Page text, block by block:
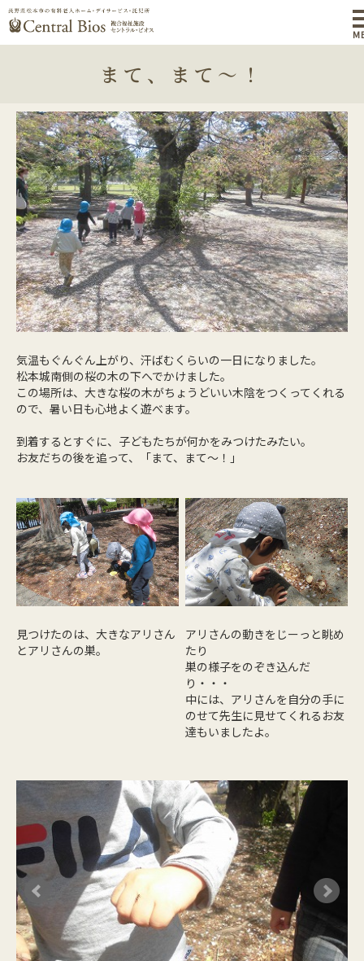
まて、まて～！
気温もぐんぐん上がり、汗ばむくらいの一日になりました。
松本城南側の桜の木の下へでかけました。
この場所は、大きな桜の木がちょうどいい木陰をつくってくれる
ので、暑い日も心地よく遊べます。
到着するとすぐに、子どもたちが何かをみつけたみたい。
お友だちの後を追って、「まて、まて～！」
見つけたのは、大きなアリさん
とアリさんの巣。
アリさんの動きをじーっと眺め
たり
巣の様子をのぞき込んだ
り・・・
中には、アリさんを自分の手に
のせて先生に見せてくれるお友
達もいましたよ。